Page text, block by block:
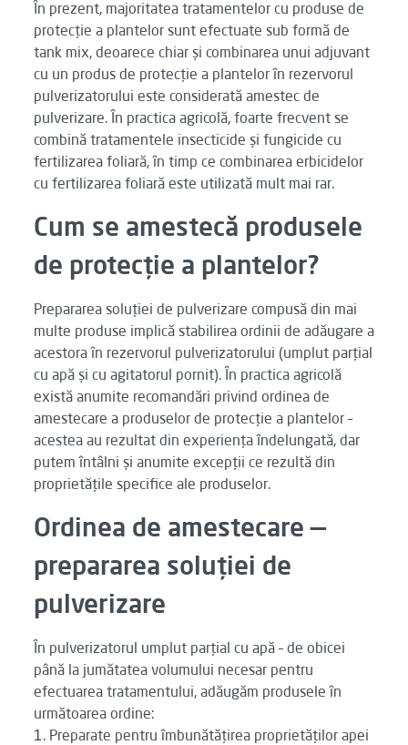
În prezent, majoritatea tratamentelor cu produse de
protecție a plantelor sunt efectuate sub formă de
tank mix, deoarece chiar și combinarea unui adjuvant
cu un produs de protecție a plantelor în rezervorul
pulverizatorului este considerată amestec de
pulverizare. În practica agricolă, foarte frecvent se
combină tratamentele insecticide și fungicide cu
fertilizarea foliară, în timp ce combinarea erbicidelor
cu fertilizarea foliară este utilizată mult mai rar.
Cum se amestecă produsele
de protecție a plantelor?
Prepararea soluției de pulverizare compusă din mai
multe produse implică stabilirea ordinii de adăugare a
acestora în rezervorul pulverizatorului (umplut parțial
cu apă și cu agitatorul pornit). În practica agricolă
există anumite recomandări privind ordinea de
amestecare a produselor de protecție a plantelor –
acestea au rezultat din experiența îndelungată, dar
putem întâlni și anumite excepții ce rezultă din
proprietățile specifice ale produselor.
Ordinea de amestecare —
prepararea soluției de
pulverizare
În pulverizatorul umplut parțial cu apă – de obicei
până la jumătatea volumului necesar pentru
efectuarea tratamentului, adăugăm produsele în
următoarea ordine:
1. Preparate pentru îmbunătățirea proprietăților apei